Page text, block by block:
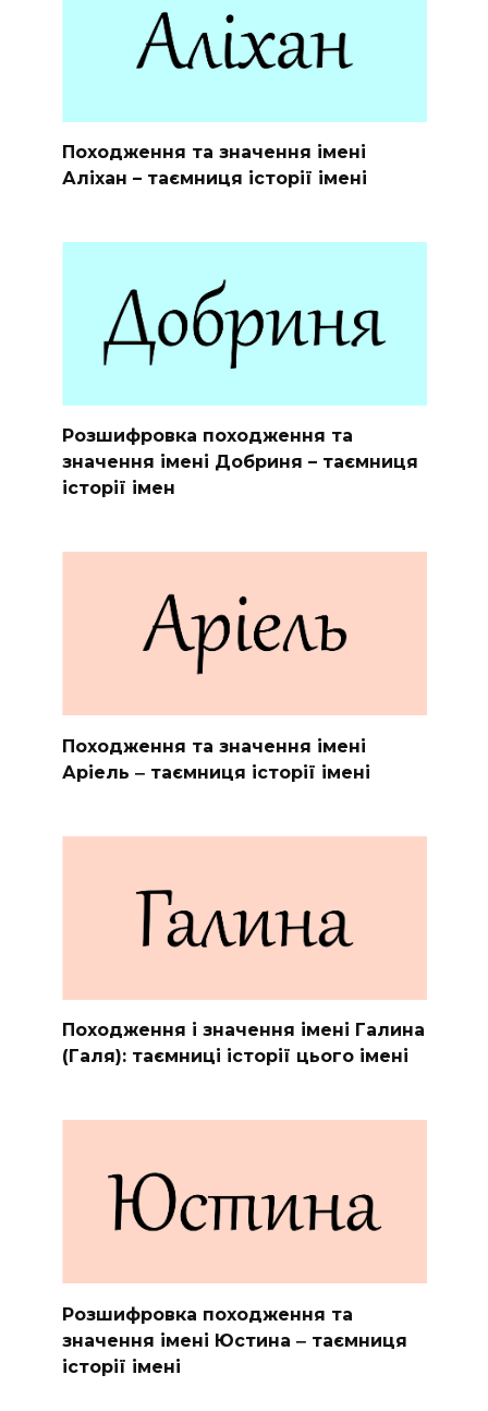
Походження та значення імені
Аліхан – таємниця історії імені
Розшифровка походження та
значення імені Добриня – таємниця
історії імен
Походження та значення імені
Аріель ‒ таємниця історії імені
Походження і значення імені Галина
(Галя): таємниці історії цього імені
Розшифровка походження та
значення імені Юстина ‒ таємниця
історії імені